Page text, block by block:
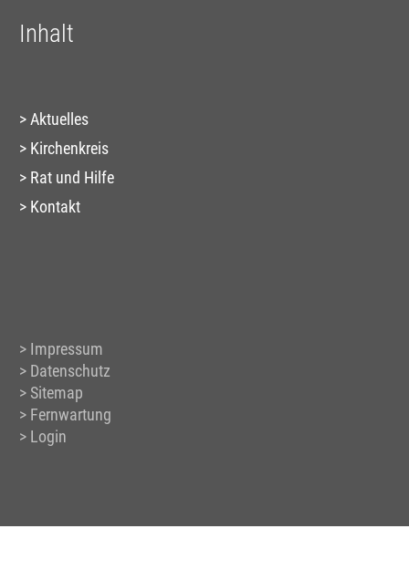
Inhalt
Aktuelles
Kirchenkreis
Rat und Hilfe
Kontakt
Impressum
Datenschutz
Sitemap
Fernwartung
Login